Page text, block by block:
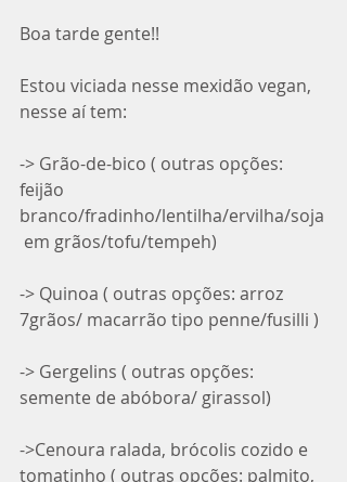
Boa tarde gente!!
Estou viciada nesse mexidão vegan,
nesse aí tem:
-> Grão-de-bico ( outras opções:
feijão
branco/fradinho/lentilha/ervilha/soja
em grãos/tofu/tempeh)
-> Quinoa ( outras opções: arroz
7grãos/ macarrão tipo penne/fusilli )
-> Gergelins ( outras opções:
semente de abóbora/ girassol)
->Cenoura ralada, brócolis cozido e
tomatinho ( outras opções: palmito,